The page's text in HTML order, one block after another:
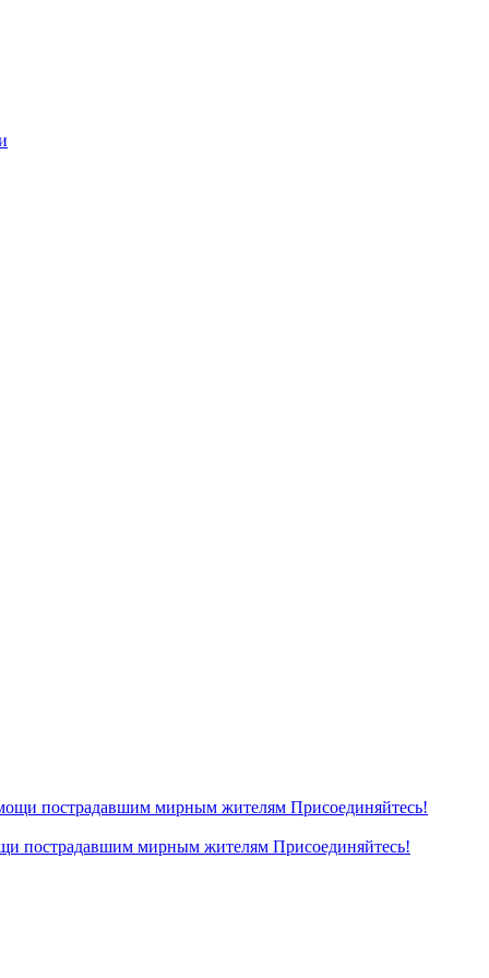
пострадавшим мирным жителям Присоединяйтесь!